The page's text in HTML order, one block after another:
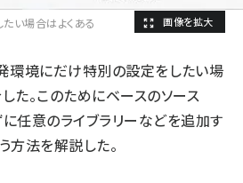
い場合はよくある
環境にだけ特別の設定をしたい場
た。このためにベースのソース
任意のライブラリーなどを追加す
方法を解説した。